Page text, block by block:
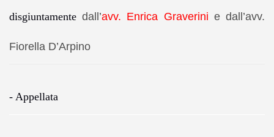
disgiuntamentedall’avv. Enrica Graverini e dall’avv.
Fiorella D’Arpino
- Appellata